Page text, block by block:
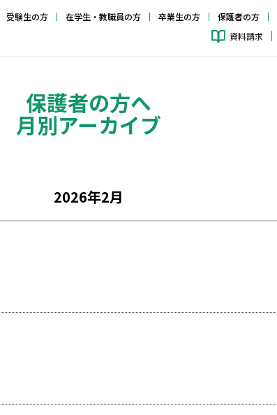
受験生の方 在学生・教職員の方 卒業生の方 保護者の方
資料請求
保護者の方へ
月別アーカイブ
2026年2月